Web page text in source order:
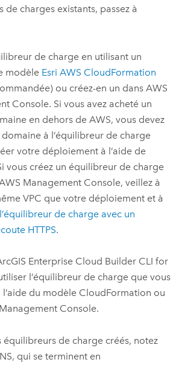
de charges existants, passez à
de charge en utilisant un
modèle Esri AWS CloudFormation
ou créez-en un dans AWS
Console. Si vous avez acheté un
en dehors de AWS, vous devez
à l’équilibreur de charge
votre déploiement à l’aide de
vous créez un équilibreur de charge
Management Console, veillez à
VPC que votre déploiement et à
de charge avec un
HTTPS.
Enterprise Cloud Builder CLI for
l’équilibreur de charge que vous
l’aide du modèle CloudFormation ou
Console.
équilibreurs de charge créés, notez
qui se terminent en